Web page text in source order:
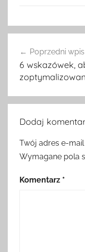
wpisu
Poprzedni wpis
6 wskazówek,
Dodaj
Twój adres e-
Wymagane pola
Komentarz *